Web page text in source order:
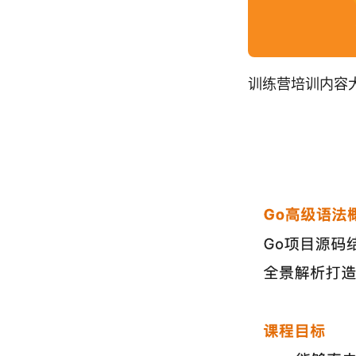
训练营培训内容